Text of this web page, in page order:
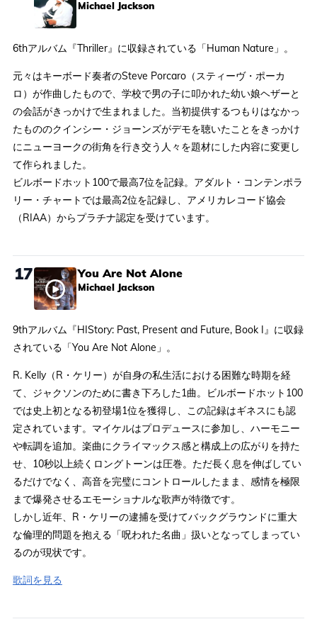
Michael Jackson
6thアルバム『Thriller』に収録されている「Human Nature」。
元々はキーボード奏者のSteve Porcaro（スティーヴ・ポーカ
ロ）が作曲したもので、学校で男の子に叩かれた幼い娘ヘザーと
の会話がきっかけで生まれました。当初提供するつもりはなかっ
たもののクインシー・ジョーンズがデモを聴いたことをきっかけ
にニューヨークの街角を行き交う人々を題材にした内容に変更し
て作られました。
ビルボードホット100で最高7位を記録。アダルト・コンテンポラ
リー・チャートでは最高2位を記録し、アメリカレコード協会
（RIAA）からプラチナ認定を受けています。
17 You Are Not Alone
Michael Jackson
9thアルバム『HIStory: Past, Present and Future, Book I』に収録
されている「You Are Not Alone」。
R. Kelly（R・ケリー）が自身の私生活における困難な時期を経
て、ジャクソンのために書き下ろした1曲。ビルボードホット100
では史上初となる初登場1位を獲得し、この記録はギネスにも認
定されています。マイケルはプロデュースに参加し、ハーモニー
や転調を追加。楽曲にクライマックス感と構成上の広がりを持た
せ、10秒以上続くロングトーンは圧巻。ただ長く息を伸ばしてい
るだけでなく、高音を完璧にコントロールしたまま、感情を極限
まで爆発させるエモーショナルな歌声が特徴です。
しかし近年、R・ケリーの逮捕を受けてバックグラウンドに重大
な倫理的問題を抱える「呪われた名曲」扱いとなってしまってい
るのが現状です。
歌詞を見る